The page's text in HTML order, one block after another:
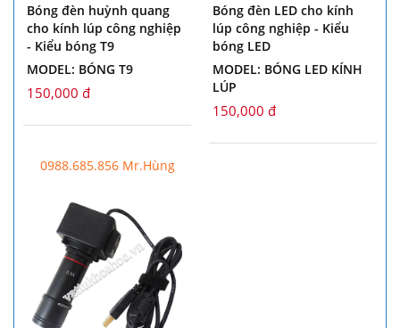
Bóng đèn huỳnh quang
cho kính lúp công nghiệp
- Kiểu bóng T9
MODEL: BÓNG T9
150,000 đ
Bóng đèn LED cho kính
lúp công nghiệp - Kiểu
bóng LED
MODEL: BÓNG LED KÍNH
LÚP
150,000 đ
0988.685.856 Mr.Hùng